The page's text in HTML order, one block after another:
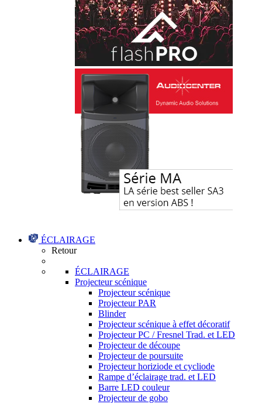
ÉCLAIRAGE
Retour
ÉCLAIRAGE
Projecteur scénique
Projecteur scénique
Projecteur PAR
Blinder
Projecteur scénique à effet décoratif
Projecteur PC / Fresnel Trad. et LED
Projecteur de découpe
Projecteur de poursuite
Projecteur horiziode et cycliode
Rampe d’éclairage trad. et LED
Barre LED couleur
Projecteur de gobo